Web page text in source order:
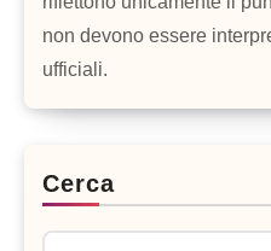
non devono essere
ufficiali.
Cerca